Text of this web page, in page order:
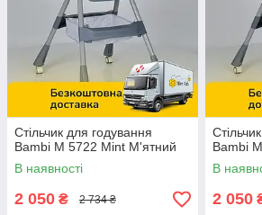
Стільчик для годування
Bambi M 5722 Mint М'ятний
В наявності
2 050 ₴ 2 734 ₴
Bambi
В
2 050